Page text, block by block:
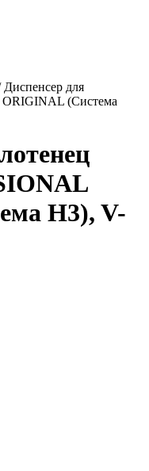
Диспенсер для
(Система
H3), V-